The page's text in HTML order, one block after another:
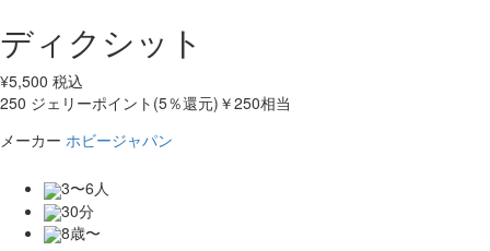
ディクシット
¥5,500 税込
250 ジェリーポイント(5％還元) ￥250相当
メーカー ホビージャパン
3〜6人
30分
8歳〜